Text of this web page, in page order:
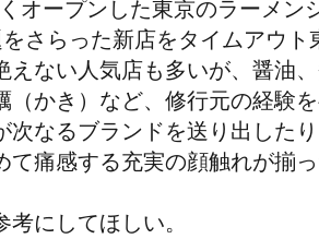
オープンした東京のラーメン
さらった新店をタイムアウト
ない人気店も多いが、醤油、
かき）など、修行元の経験
なるブランドを送り出した
痛感する充実の顔触れが揃っ
にしてほしい。